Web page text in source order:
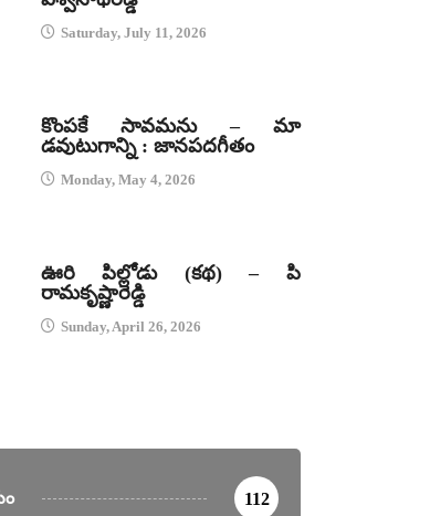
Saturday, July 11, 2026
కొంపకే సావమను – మా
డవుటుగాన్ని : జానపదగీతం
Monday, May 4, 2026
ఊరి పిల్లోడు (కథ) – పి
రామకృష్ణారెడ్డి
Sunday, April 26, 2026
112